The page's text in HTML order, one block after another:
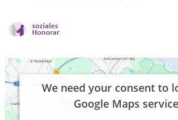
We need your consent to
Google Maps